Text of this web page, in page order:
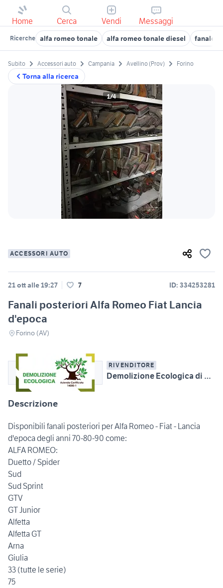
Home Cerca Vendi Messaggi
Ricerche alfa romeo tonale alfa romeo tonale diesel fanale
Torna alla ricerca
Subito Accessori auto Campania Avellino (Prov) Forino
1/4
ACCESSORI AUTO
21 ott alle 19:27 7 ID: 334253281
Fanali posteriori Alfa Romeo Fiat Lancia
d'epoca
Forino (AV)
RIVENDITORE
Demolizione Ecologica di Mandile Aniello
Descrizione
Disponibili fanali posteriori per Alfa Romeo - Fiat - Lancia
d'epoca degli anni 70-80-90 come:
ALFA ROMEO:
Duetto / Spider
Sud
Sud Sprint
GTV
GT Junior
Alfetta
Alfetta GT
Arna
Giulia
33 (tutte le serie)
75